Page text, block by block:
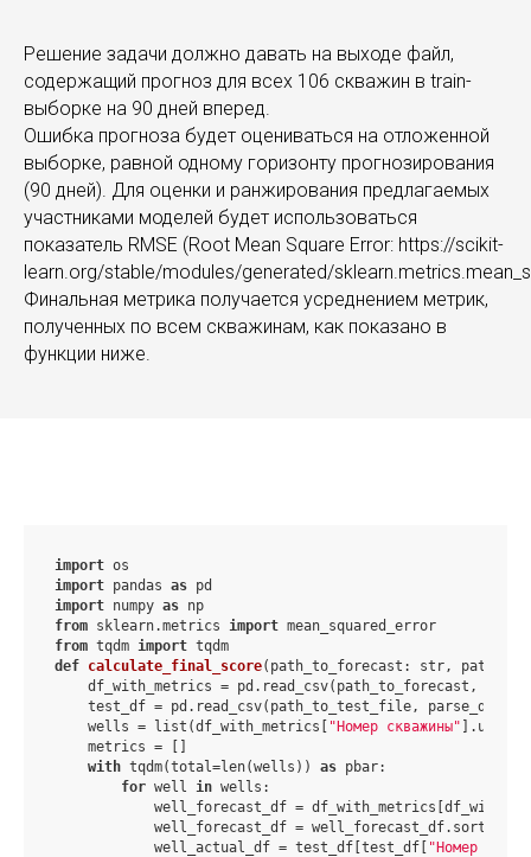
Решение задачи должно давать на выходе файл,
содержащий прогноз для всех 106 скважин в train-
выборке на 90 дней вперед.
Ошибка прогноза будет оцениваться на отложенной
выборке, равной одному горизонту прогнозирования
(90 дней). Для оценки и ранжирования предлагаемых
участниками моделей будет использоваться
показатель RMSE (Root Mean Square Error: https://scikit-
learn.org/stable/modules/generated/
Финальная метрика получается усреднением метрик,
полученных по всем скважинам, как показано в
функции ниже.
import
import pandas as
import numpy as
from sklearn.metrics import
from tqdm import
def calculate_final_score(path_to_forecast: str,
df_with_metrics = pd.read_csv(path_to_forecast,
test_df = pd.read_csv(path_to_test_file,
    wells = list(df_with_metrics[
"Номер скважины"
    metrics = []
with tqdm(total=len(wells)) as pbar:
for well in wells:
well_forecast_df =
well_forecast_df =
            well_actual_df = test_df[test_df[
"Номер